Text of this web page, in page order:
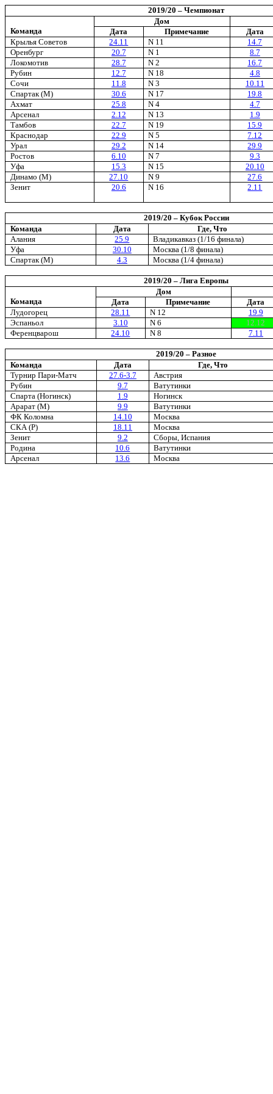
2019/20 – Чемпионат
Команда
Дом
Дата
Примечание
Дата
Крылья Советов
24.11 N 11
14.7
Оренбург
20.7 N 1
8.7
Локомотив
28.7 N 2 16.7
Рубин
12.7 N 18
4.8
Сочи
11.8 N 3
10.11
Спартак (М)
30.6 N 17
19.8
Ахмат
25.8 N 4
4.7
Арсенал
2.12 N 13
1.9
Тамбов
22.7 N 19
15.9
Краснодар
22.9 N 5
7.12
Урал
29.2 N 14
29.9
Ростов
6.10 N 7
9.3
Уфа
15.3 N 15
20.10
Динамо (М)
27.10 N 9
27.6
Зенит
20.6 N 16 2.11
2019/20 – Кубок России
Команда
Дата
Где, Что
Алания
25.9 Владикавказ(1/16 финала)
Уфа
30.10 Москва(1/8 финала)
Спартак (М)
4.3 Москва(1/4 финала)
2019/20 – Лига Европы
Команда
Дом
Дата
Примечание
Дата
Лудогорец
28.11 N 12
19.9
Эспаньол
3.10 N 6
12.12
Ференцварош
24.10 N 8 7.11
2019/20 – Разное
Команда
Дата
Где, Что
Турнир Пари-Матч
27.6-3.7
Австрия
Рубин
9.7
Ватутинки
Спарта (Ногинск)
1.9
Ногинск
Арарат (М)
9.9
Ватутинки
ФК Коломна
14.10
Москва
СКА (Р)
18.11
Москва
Зенит
9.2
Сборы, Испания
Родина
10.6
Ватутинки
Арсенал
13.6 Москва